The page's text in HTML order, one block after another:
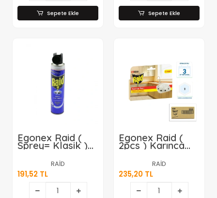
Sepete Ekle Sepete Ekle
Egonex Raid (
Sprey= Klasik )
Karasinek &
Sivrisinek
Öldürücü & Savar
İlaç ( Lacivert
Şişe ) ( 300ml
)*12x4
RAİD
191,52 TL
Egonex Raid (
2pcs ) Karınca
Yemi ( Kokusuz &
Pratik & 3 Ay
Etkili)*12=k
RAİD
235,20 TL